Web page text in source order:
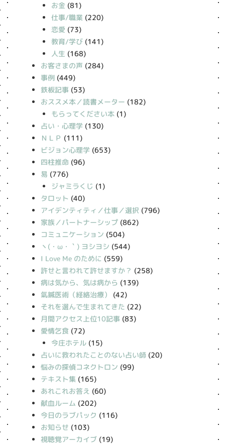
お金(81)
仕事/職業 (220)
恋愛 (73)
教育/学び(141)
人生 (168)
お客さまの声 (284)
事例 (449)
鉄板記事 (53)
おススメ本／読書メーター (182)
もらってください本(1)
占い・心理学 (130)
ＮＬＰ (111)
ビジョン心理学 (653)
四柱推命 (96)
易 (776)
ジャミラくじ (1)
タロット (40)
アイデンティティ／仕事／選択 (796)
家族／パートナーシップ (862)
コミュニケーション (504)
丶(・ω・｀) ヨシヨシ (544)
I Love Me のために (559)
許せと言われて許せますか？ (258)
病は気から、気は病から (139)
氣鍼医術（経絡治療）
(42)
それを選んで生まれてきた (22)
月間アクセス上位10記事 (83)
愛情乞食 (72)
今庄ホテル(15)
占いに救われたことのない占い師 (20)
悩みの探偵コネクトロン (99)
テキスト集 (165)
あれこれお答え (60)
献血ルーム (202)
今日のラブパック (116)
お知らせ (103)
視聴覚アーカイブ (19)